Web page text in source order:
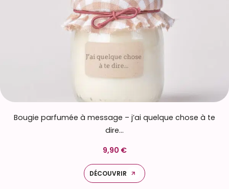
Bougie parfumée à message – j’ai quelque chose à te
dire…
9,90 €
DÉCOUVRIR